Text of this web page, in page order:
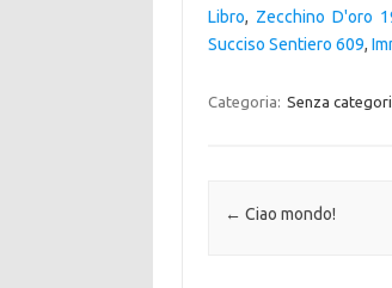
Libro, Zecchino D'oro
Succiso Sentiero 609,
Categoria: Senza
Navigazione articolo
← Ciao mondo!